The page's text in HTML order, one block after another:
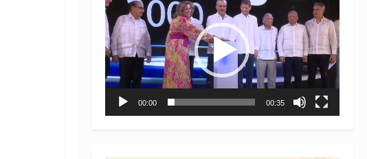
de
vídeo
00:00 00:35